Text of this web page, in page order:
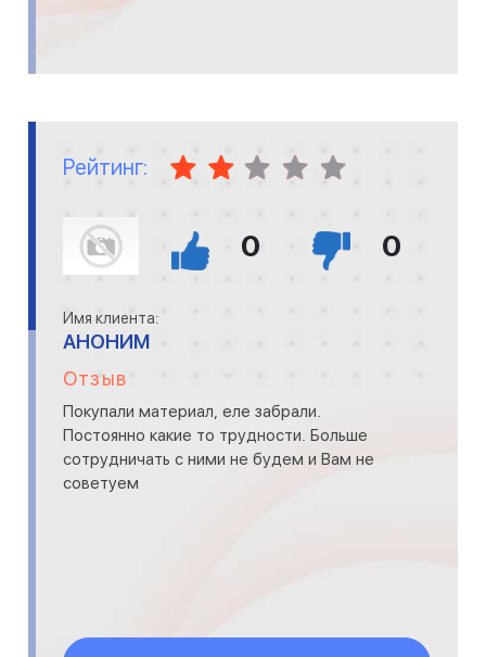
Рейтинг:
0 0
Имя клиента:
АНОНИМ
Отзыв
Покупали материал, еле забрали.
Постоянно какие то трудности. Больше
сотрудничать с ними не будем и Вам не
советуем